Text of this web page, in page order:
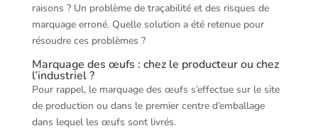
raisons ? Un problème de traçabilité et des risques de
marquage erroné. Quelle solution a été retenue pour
résoudre ces problèmes ?
Marquage des œufs : chez le producteur ou chez
l’industriel ?
Pour rappel, le marquage des œufs s’effectue sur le site
de production ou dans le premier centre d’emballage
dans lequel les œufs sont livrés.